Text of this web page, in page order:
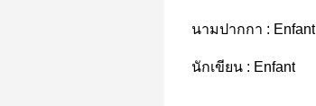
นามปากกา : Enfant
นักเขียน : Enfant